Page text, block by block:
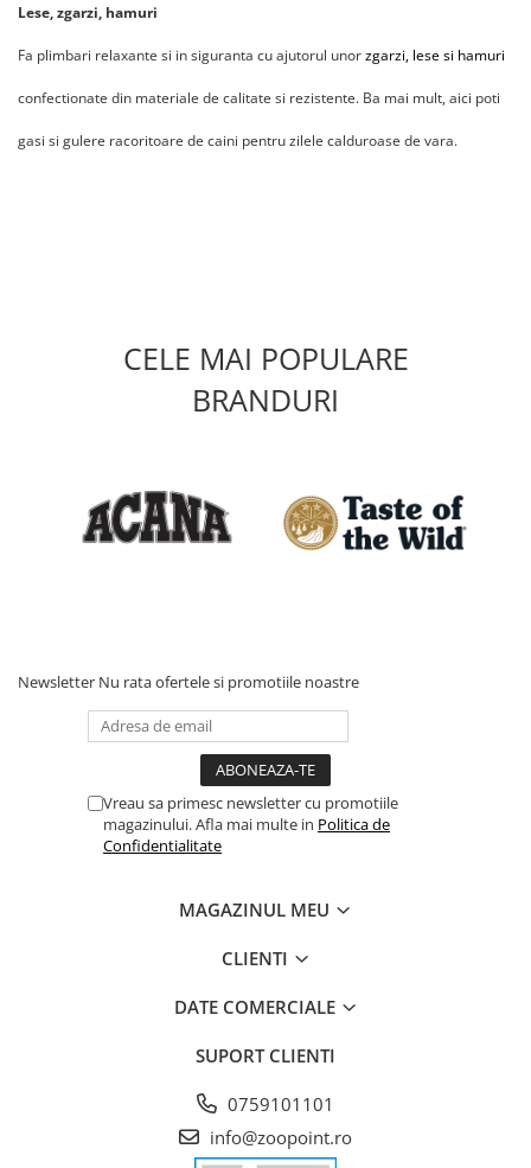
Lese, zgarzi, hamuri
Fa plimbari relaxante si in siguranta cu ajutorul unorzgarzi, lese si hamuri
confectionate din materiale de calitate si rezistente. Ba mai mult, aici poti
gasi si gulere racoritoare de caini pentru zilele calduroase de vara.
CELE MAI POPULARE
BRANDURI
Newsletter Nu rata ofertele si promotiile noastre
Vreau sa primesc newsletter cu promotiile
magazinului. Afla mai multe in Politica de
Confidentialitate
MAGAZINUL MEU
CLIENTI
DATE COMERCIALE
SUPORT CLIENTI
0759101101
info@zoopoint.ro